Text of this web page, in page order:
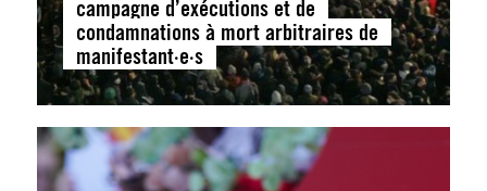
campagne d’exécutions et de
condamnations à mort arbitraires de
manifestant·e·s